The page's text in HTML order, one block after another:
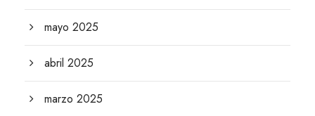
mayo 2025
abril 2025
marzo 2025